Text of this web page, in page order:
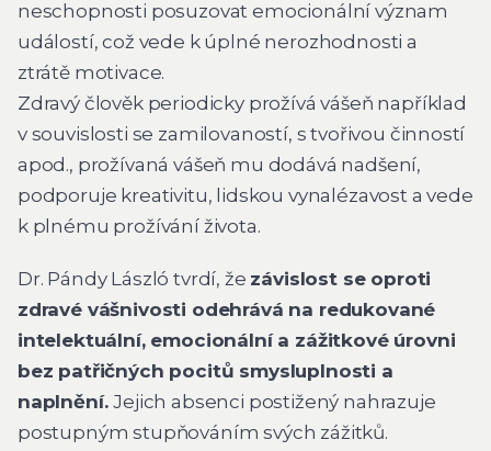
neschopnosti posuzovat emocionální význam
událostí, což vede k úplné nerozhodnosti a
ztrátě motivace.
Zdravý člověk periodicky prožívá vášeň například
v souvislosti se zamilovaností, s tvořivou činností
apod., prožívaná vášeň mu dodává nadšení,
podporuje kreativitu, lidskou vynalézavost a vede
k plnému prožívání života.
Dr. Pándy László tvrdí, že závislost se oproti
zdravé vášnivosti odehrává na redukované
intelektuální, emocionální a zážitkové úrovni
bez patřičných pocitů smysluplnosti a
naplnění.Jejich absenci postižený nahrazuje
postupným stupňováním svých zážitků.